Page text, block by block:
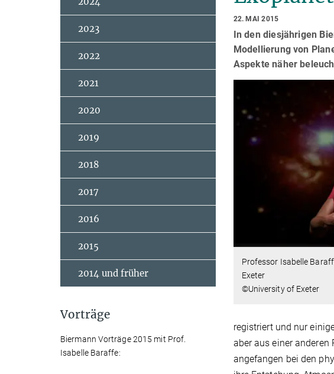
22. MAI 2015
In den diesjährigen
Modellierung von
Aspekte näher
Professor Isabelle
Exeter
©University of Exeter
registriert und nur
aber aus einer
angefangen bei den
2023
2022
2021
2020
2019
2018
2017
2016
2015
2014 und früher
Vorträge
Biermann Vorträge 2015 mit Prof.
Isabelle Baraffe: